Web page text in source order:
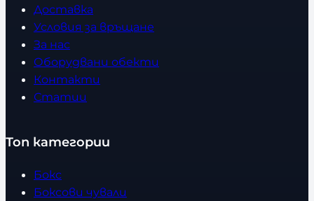
Доставка
Условия за връщане
За нас
Оборудвани обекти
Контакти
Статии
Топ категории
Бокс
Боксови чували